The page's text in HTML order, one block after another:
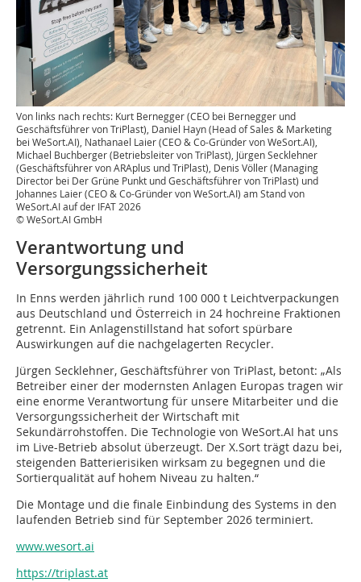
Von links nach rechts: Kurt Bernegger (CEO bei Bernegger und
Geschäftsführer von TriPlast), Daniel Hayn (Head of Sales & Marketing
bei WeSort.AI), Nathanael Laier (CEO & Co-Gründer von WeSort.AI),
Michael Buchberger (Betriebsleiter von TriPlast), Jürgen Secklehner
(Geschäftsführer von ARAplus und TriPlast), Denis Völler (Managing
Director bei Der Grüne Punkt und Geschäftsführer von TriPlast) und
Johannes Laier (CEO & Co-Gründer von WeSort.AI) am Stand von
WeSort.AI auf der IFAT 2026
© WeSort.AI GmbH
Verantwortung und
Versorgungssicherheit
In Enns werden jährlich rund 100 000 t Leichtverpackungen
aus Deutschland und Österreich in 24 hochreine Fraktionen
getrennt. Ein Anlagenstillstand hat sofort spürbare
Auswirkungen auf die nachgelagerten Recycler.
Jürgen Secklehner, Geschäftsführer von TriPlast, betont: „Als
Betreiber einer der modernsten Anlagen Europas tragen wir
eine enorme Verantwortung für unsere Mitarbeiter und die
Versorgungssicherheit der Wirtschaft mit
Sekundärrohstoffen. Die Technologie von WeSort.AI hat uns
im Live-Betrieb absolut überzeugt. Der X.Sort trägt dazu bei,
steigenden Batterierisiken wirksam zu begegnen und die
Sortierqualität auf hohem Niveau zu halten.“
Die Montage und die finale Einbindung des Systems in den
laufenden Betrieb sind für September 2026 terminiert.
www.wesort.ai
https://triplast.at